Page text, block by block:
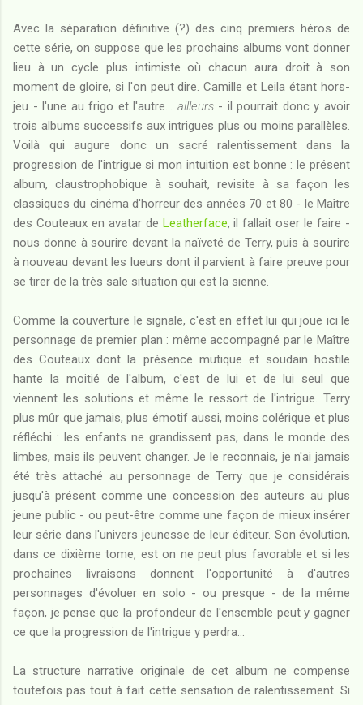
Avec la séparation définitive (?) des cinq premiers héros de
cette série, on suppose que les prochains albums vont donner
lieu à un cycle plus intimiste où chacun aura droit à son
moment de gloire, si l'on peut dire. Camille et Leila étant hors-
jeu - l'une au frigo et l'autre... ailleurs- il pourrait donc y avoir
trois albums successifs aux intrigues plus ou moins parallèles.
Voilà qui augure donc un sacré ralentissement dans la
progression de l'intrigue si mon intuition est bonne : le présent
album, claustrophobique à souhait, revisite à sa façon les
classiques du cinéma d'horreur des années 70 et 80 - le Maître
des Couteaux en avatar de Leatherface, il fallait oser le faire -
nous donne à sourire devant la naïveté de Terry, puis à sourire
à nouveau devant les lueurs dont il parvient à faire preuve pour
se tirer de la très sale situation qui est la sienne.
Comme la couverture le signale, c'est en effet lui qui joue ici le
personnage de premier plan : même accompagné par le Maître
des Couteaux dont la présence mutique et soudain hostile
hante la moitié de l'album, c'est de lui et de lui seul que
viennent les solutions et même le ressort de l'intrigue. Terry
plus mûr que jamais, plus émotif aussi, moins colérique et plus
réfléchi : les enfants ne grandissent pas, dans le monde des
limbes, mais ils peuvent changer. Je le reconnais, je n'ai jamais
été très attaché au personnage de Terry que je considérais
jusqu'à présent comme une concession des auteurs au plus
jeune public - ou peut-être comme une façon de mieux insérer
leur série dans l'univers jeunesse de leur éditeur. Son évolution,
dans ce dixième tome, est on ne peut plus favorable et si les
prochaines livraisons donnent l'opportunité à d'autres
personnages d'évoluer en solo - ou presque - de la même
façon, je pense que la profondeur de l'ensemble peut y gagner
ce que la progression de l'intrigue y perdra...
La structure narrative originale de cet album ne compense
toutefois pas tout à fait cette sensation de ralentissement. Si